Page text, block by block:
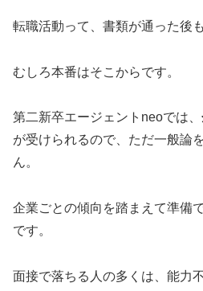
転職活動って、書類が通った後
むしろ本番はそこからです。
第二新卒エージェントneoでは、
が受けられるので、ただ一般論
ん。
企業ごとの傾向を踏まえて準備
です。
面接で落ちる人の多くは、能力